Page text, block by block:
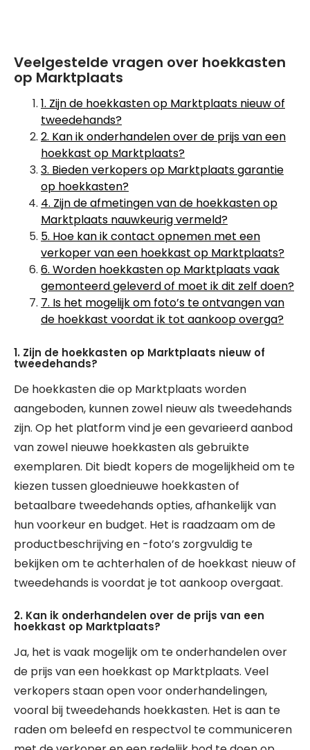
Veelgestelde vragen over hoekkasten
op Marktplaats
1. Zijn de hoekkasten op Marktplaats nieuw of
tweedehands?
2. Kan ik onderhandelen over de prijs van een
hoekkast op Marktplaats?
3. Bieden verkopers op Marktplaats garantie
op hoekkasten?
4. Zijn de afmetingen van de hoekkasten op
Marktplaats nauwkeurig vermeld?
5. Hoe kan ik contact opnemen met een
verkoper van een hoekkast op Marktplaats?
6. Worden hoekkasten op Marktplaats vaak
gemonteerd geleverd of moet ik dit zelf doen?
7. Is het mogelijk om foto’s te ontvangen van
de hoekkast voordat ik tot aankoop overga?
1. Zijn de hoekkasten op Marktplaats nieuw of
tweedehands?
De hoekkasten die op Marktplaats worden
aangeboden, kunnen zowel nieuw als tweedehands
zijn. Op het platform vind je een gevarieerd aanbod
van zowel nieuwe hoekkasten als gebruikte
exemplaren. Dit biedt kopers de mogelijkheid om te
kiezen tussen gloednieuwe hoekkasten of
betaalbare tweedehands opties, afhankelijk van
hun voorkeur en budget. Het is raadzaam om de
productbeschrijving en -foto’s zorgvuldig te
bekijken om te achterhalen of de hoekkast nieuw of
tweedehands is voordat je tot aankoop overgaat.
2. Kan ik onderhandelen over de prijs van een
hoekkast op Marktplaats?
Ja, het is vaak mogelijk om te onderhandelen over
de prijs van een hoekkast op Marktplaats. Veel
verkopers staan open voor onderhandelingen,
vooral bij tweedehands hoekkasten. Het is aan te
raden om beleefd en respectvol te communiceren